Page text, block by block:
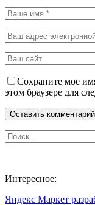
Сохраните мое
этом браузере для
Интересное:
Яндекс Маркет